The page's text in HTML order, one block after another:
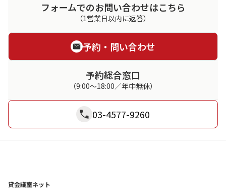
フォームでのお問い合わせはこちら
（1営業日以内に返答）
予約・問い合わせ
予約総合窓口
（9:00～18:00／年中無休）
03-4577-9260
貸会議室ネット